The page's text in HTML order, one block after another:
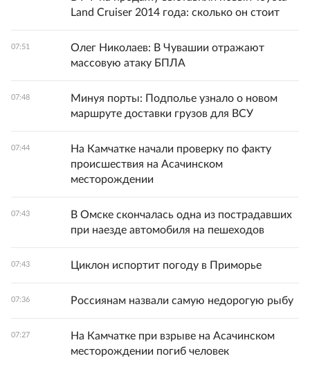
Land Cruiser 2014 года: сколько он стоит
07:51
Олег Николаев: В Чувашии отражают
массовую атаку БПЛА
07:48
Минуя порты: Подполье узнало о новом
маршруте доставки грузов для ВСУ
07:44
На Камчатке начали проверку по факту
происшествия на Асачинском
месторождении
07:43
В Омске скончалась одна из пострадавших
при наезде автомобиля на пешеходов
07:43 Циклон испортит погоду в Приморье
07:36 Россиянам назвали самую недорогую рыбу
07:27
На Камчатке при взрыве на Асачинском
месторождении погиб человек